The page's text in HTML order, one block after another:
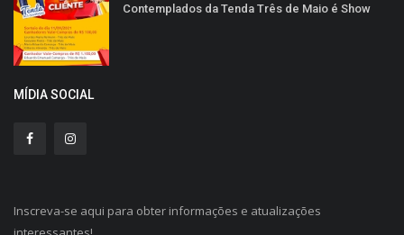
Contemplados da Tenda Três de Maio é Show
MÍDIA SOCIAL
Inscreva-se aqui para obter informações e atualizações